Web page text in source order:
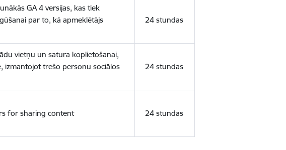
GA 4 versijas, kas tiek
par to, kā apmeklētājs
24 stundas
vietņu un satura koplietošanai,
izmantojot trešo personu sociālos
24 stundas
for sharing content 24 stundas